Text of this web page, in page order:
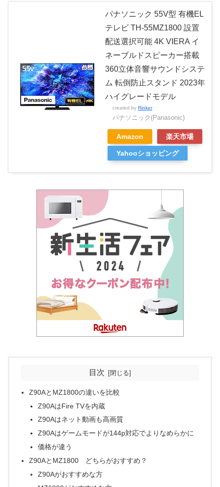
パナソニック 55V型 有機EL
テレビ TH-55MZ1800 設置
配送選択可能 4K VIERA イ
ネーブルドスピーカー搭載
360立体音響サウンドシステ
ム 転倒防止スタンド 2023年
ハイグレードモデル
created by Rinker
パナソニック(Panasonic)
Amazon 楽天市場
Yahooショッピング
目次
Z90AとMZ1800の違いを比較
Z90AはFire TVを内蔵
Z90Aはネット動画も高画質
Z90Aはゲームモードが144p対応でよりなめらかに
価格が違う
Z90AとMZ1800 どちらがおすすめ？
Z90Aがおすすめな方